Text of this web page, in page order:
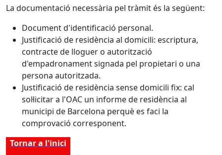
La documentació necessària pel tràmit és la següent:
Document d'identificació personal.
Justificació de residència al domicili: escriptura,
contracte de lloguer o autorització
d'empadronament signada pel propietari o una
persona autoritzada.
Justificació de residència sense domicili fix: cal
sol·licitar a l'OAC un informe de residència al
municipi de Barcelona perquè es faci la
comprovació corresponent.
Tornar a l'inici